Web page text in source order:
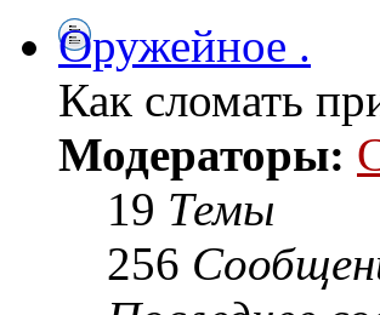
Оружейное .
Как сломать
Модераторы:
19 Темы
256